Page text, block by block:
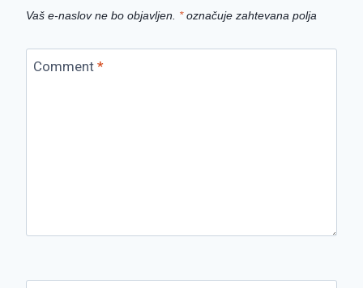
Vaš e-naslov ne bo objavljen. *označuje zahtevana polja
Comment *